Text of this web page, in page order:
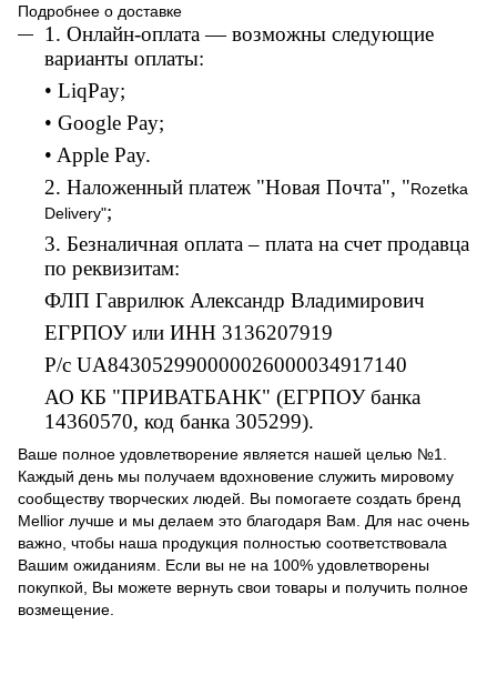
Подробнее о доставке
1. Онлайн-оплата — возможны следующие
варианты оплаты:
• LiqPay;
• Google Pay;
• Apple Pay.
2. Наложенный платеж "Новая Почта", "Rozetka
Delivery";
3. Безналичная оплата – плата на счет продавца
по реквизитам:
ФЛП Гаврилюк Александр Владимирович
ЕГРПОУ или ИНН 3136207919
Р/с UA843052990000026000034917140
АО КБ "ПРИВАТБАНК" (ЕГРПОУ банка
14360570, код банка 305299).
Ваше полное удовлетворение является нашей целью №1.
Каждый день мы получаем вдохновение служить мировому
сообществу творческих людей. Вы помогаете создать бренд
Mellior лучше и мы делаем это благодаря Вам. Для нас очень
важно, чтобы наша продукция полностью соответствовала
Вашим ожиданиям. Если вы не на 100% удовлетворены
покупкой, Вы можете вернуть свои товары и получить полное
возмещение.